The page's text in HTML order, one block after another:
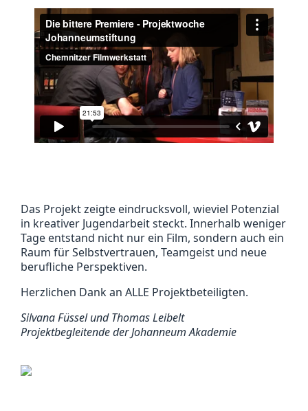
Das Projekt zeigte eindrucksvoll, wieviel Potenzial
in kreativer Jugendarbeit steckt. Innerhalb weniger
Tage entstand nicht nur ein Film, sondern auch ein
Raum für Selbstvertrauen, Teamgeist und neue
berufliche Perspektiven.
Herzlichen Dank an ALLE Projektbeteiligten.
Silvana Füssel und Thomas Leibelt
Projektbegleitende der Johanneum Akademie